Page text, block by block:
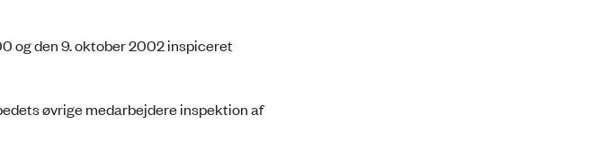
og den 9. oktober 2002 inspiceret
øvrige medarbejdere inspektion af